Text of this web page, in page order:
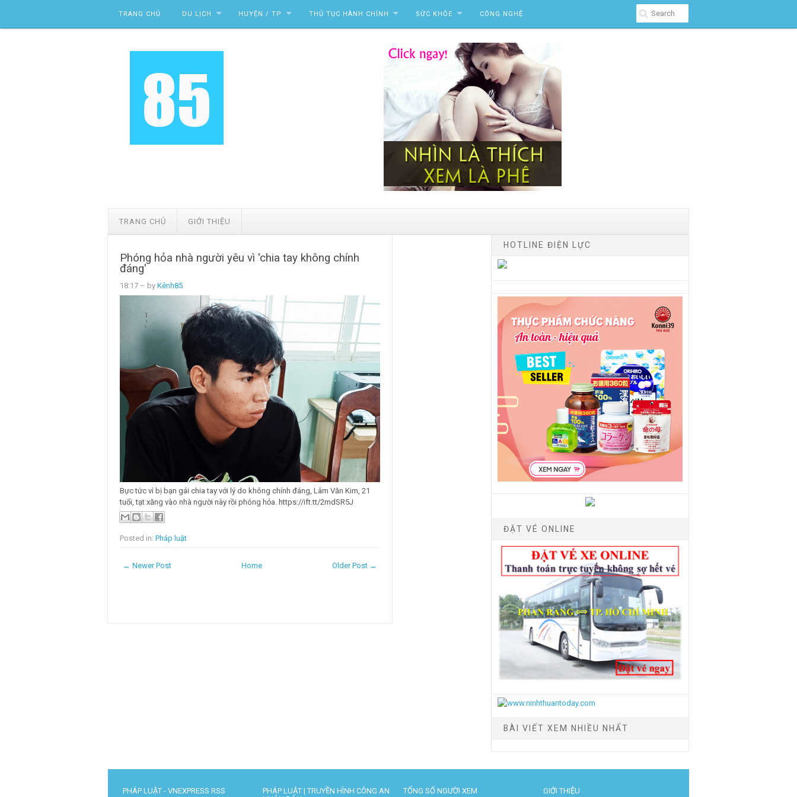
TRANG CHỦ DU LỊCH HUYỆN / TP THỦ TỤC HÀNH CHÍNH SỨC KHỎE CÔNG NGHỆ
TRANG CHỦ GIỚI THIỆU
Phóng hỏa nhà người yêu vì 'chia tay không chính
đáng'
18:17 – by Kênh85
Bực tức vì bị bạn gái chia tay với lý do không chính đáng, Lâm Văn Kim, 21
tuổi, tạt xăng vào nhà người này rồi phóng hỏa. https://ift.tt/2mdSR5J
Posted in: Pháp luật
← Newer Post Older Post →
Home
HOTLINE ĐIỆN LỰC
ĐẶT VÉ ONLINE
BÀI VIẾT XEM NHIỀU NHẤT
PHÁP LUẬT - VNEXPRESS RSS
PHÁP LUẬT | TRUYỀN HÌNH CÔNG AN
TỔNG SỐ NGƯỜI XEM GIỚI THIỆU